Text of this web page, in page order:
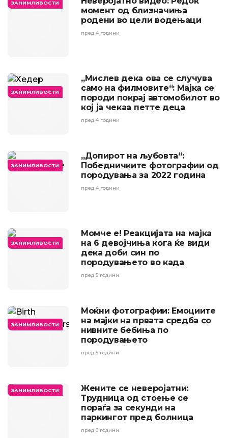
ЗАНИМЛИВОСТИ
момент од близначиња
родени во цели водењаци
пред 4 години
ЗАНИМЛИВОСТИ
„Мислев дека ова се случува
само на филмовите“: Мајка се
породи покрај автомобилот во
кој ја чекаа петте деца
пред 4 години
ЗАНИМЛИВОСТИ
„Допирот на љубовта“:
Победничките фотографии од
породувања за 2022 година
пред 4 години
ЗАНИМЛИВОСТИ
Момче е! Реакцијата на мајка
на 6 девојчиња кога ќе види
дека доби син по
породувањето во када
пред 5 години
ЗАНИМЛИВОСТИ
Моќни фотографии: Емоциите
на мајки на првата средба со
нивните бебиња по
породувањето
пред 5 години
ЗАНИМЛИВОСТИ
Жените се неверојатни:
Трудница од стоење се
пораѓа за секунди на
паркингот пред болница
пред 6 години